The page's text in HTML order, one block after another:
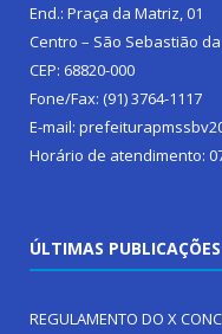
End.: Praça da Matriz, 01
Centro – São Sebastião
CEP: 68820-000
Fone/Fax: (91) 3764-1117
E-mail:
Horário de atendimento:
ÚLTIMAS PUBLICAÇÕES
REGULAMENTO DO X